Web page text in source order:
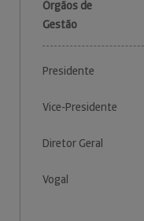
Órgãos de
Gestão
Presidente
Vice-Presidente
Diretor Geral
Vogal